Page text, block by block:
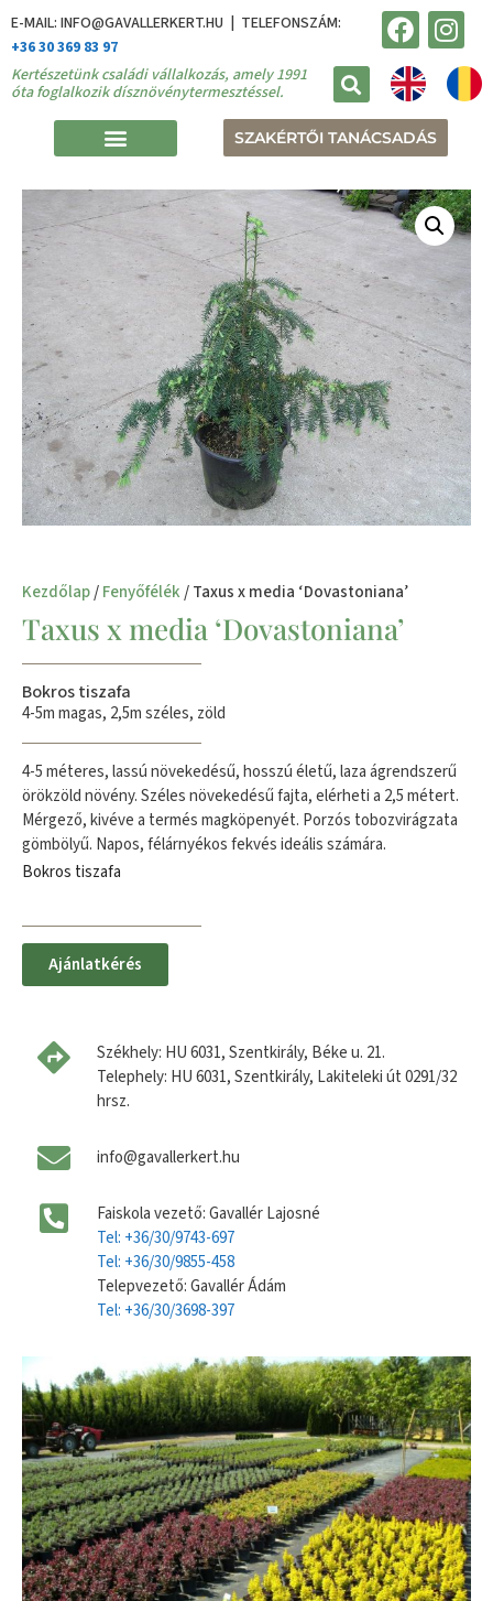
E-MAIL: INFO@GAVALLERKERT.HU | TELEFONSZÁM:
+36 30 369 83 97
Kertészetünk családi vállalkozás, amely 1991
óta foglalkozik dísznövénytermesztéssel.
SZAKÉRTŐI TANÁCSADÁS
Kezdőlap/Fenyőfélék/ Taxus x media ‘Dovastoniana’
Taxus x media ‘Dovastoniana’
Bokros tiszafa
4-5m magas, 2,5m széles, zöld
4-5 méteres, lassú növekedésű, hosszú életű, laza ágrendszerű
örökzöld növény. Széles növekedésű fajta, elérheti a 2,5 métert.
Mérgező, kivéve a termés magköpenyét. Porzós tobozvirágzata
gömbölyű. Napos, félárnyékos fekvés ideális számára.
Bokros tiszafa
Ajánlatkérés
Székhely: HU 6031, Szentkirály, Béke u. 21.
Telephely: HU 6031, Szentkirály, Lakiteleki út 0291/32
hrsz.
info@gavallerkert.hu
Faiskola vezető: Gavallér Lajosné
Tel: +36/30/9743-697
Tel: +36/30/9855-458
Telepvezető: Gavallér Ádám
Tel: +36/30/3698-397